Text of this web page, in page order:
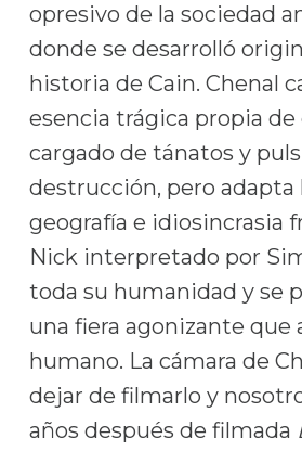
opresivo de la sociedad
donde se desarrolló
historia de Cain. Chenal
esencia trágica propia de
cargado de tánatos y
destrucción, pero adapta
geografía e idiosincrasia
Nick interpretado por
toda su humanidad y se
una fiera agonizante que
humano. La cámara de
dejar de filmarlo y
años después de filmada